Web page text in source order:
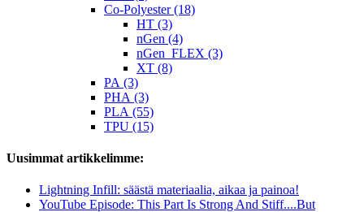
Co-Polyester (18)
HT (3)
nGen (4)
nGen_FLEX (3)
XT (8)
PA (3)
PHA (3)
PLA (55)
TPU (15)
Uusimmat artikkelimme:
Lightning Infill: säästä materiaalia, aikaa ja painoa!
YouTube Episode: This Part Is Strong And Stiff....But